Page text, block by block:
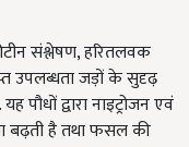
संश्लेषण, हरितलवक
उपलब्धता जड़ों के सुदृढ़
द्वारा नाइट्रोजन एवं
बढ़ती है तथा फसल की